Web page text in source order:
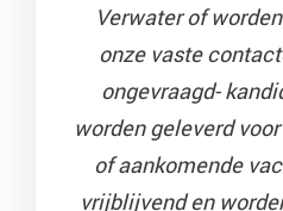
Verwater of
onze vaste
ongevraagd-
worden geleverd
of aankomende
vrijblijvend en